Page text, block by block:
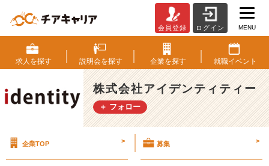
☌
◡
☌
●)
8
日
会員登録 ログイン MENU
求人を探す 説明会を探す 企業を探す 就職イベント
株式会社アイデンティティー
＋ フォロー
企業TOP > 募集 >